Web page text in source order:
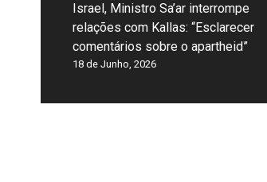
Israel, Ministro Sa’ar interrompe
relações com Kallas: “Esclarecer
comentários sobre o apartheid”
18 de Junho, 2026